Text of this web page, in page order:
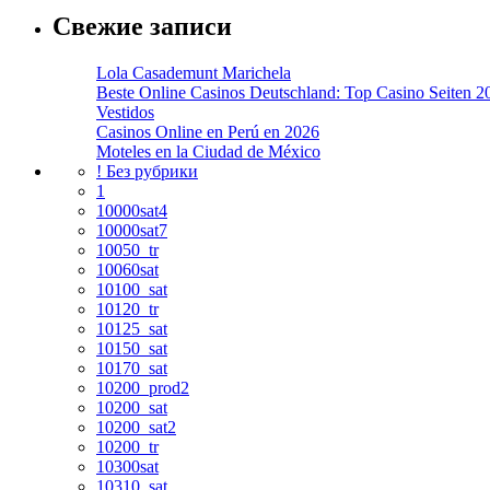
Свежие записи
Lola Casademunt Marichela
Beste Online Casinos Deutschland: Top Casino Seiten
Vestidos
Casinos Online en Perú en 2026
Moteles en la Ciudad de México
! Без рубрики
1
10000sat4
10000sat7
10050_tr
10060sat
10100_sat
10120_tr
10125_sat
10150_sat
10170_sat
10200_prod2
10200_sat
10200_sat2
10200_tr
10300sat